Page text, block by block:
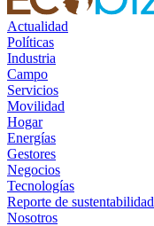
Actualidad
Políticas
Industria
Campo
Servicios
Movilidad
Hogar
Energías
Gestores
Negocios
Tecnologías
Reporte de sustentabilidad
Nosotros